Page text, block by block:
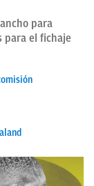
para
para el fichaje